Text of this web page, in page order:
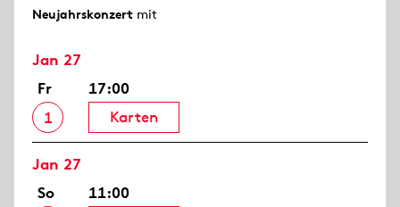
Neujahrs­konzert mit
Jan 27
Fr
1
17:00
Karten
Jan 27
So
11:00